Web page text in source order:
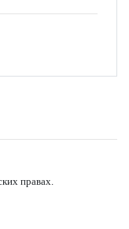
правах.